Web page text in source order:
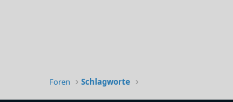
Foren Schlagworte